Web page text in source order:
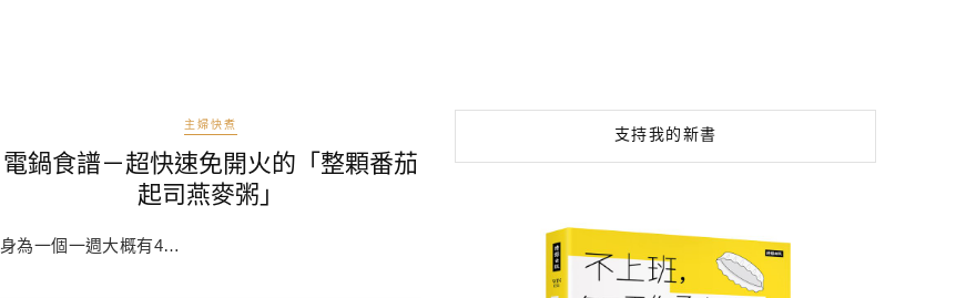
主婦快煮
電鍋食譜－超快速免開火的「整顆番茄
起司燕麥粥」
身為一個一週大概有4…
支持我的新書